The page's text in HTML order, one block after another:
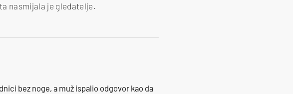
nasmijala je gledatelje.
bez noge, a muž ispalio odgovor kao da